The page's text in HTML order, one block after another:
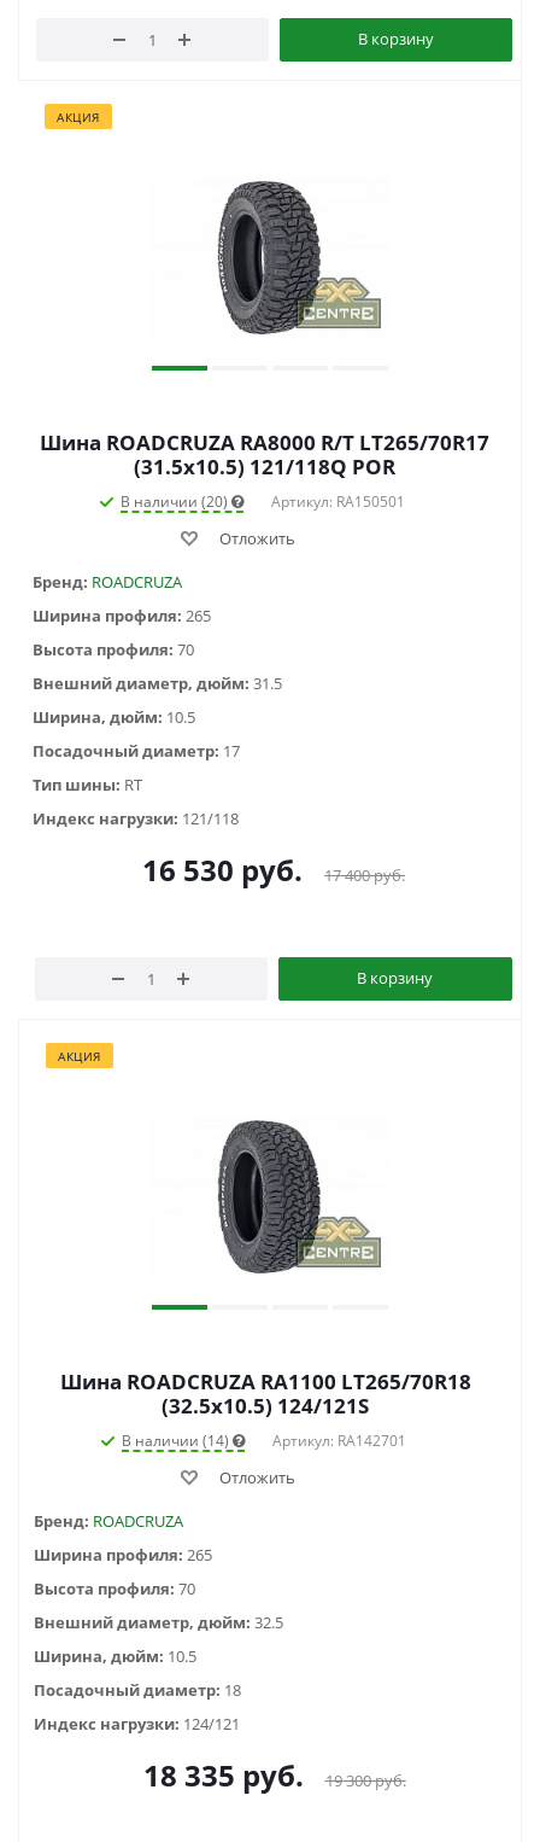
В корзину
АКЦИЯ
Шина ROADCRUZA RA8000 R/T LT265/70R17
(31.5x10.5) 121/118Q POR
В наличии (20) Артикул: RA150501
Отложить
Бренд: ROADCRUZA
Ширина профиля: 265
Высота профиля: 70
Внешний диаметр, дюйм: 31.5
Ширина, дюйм: 10.5
Посадочный диаметр: 17
Тип шины: RT
Индекс нагрузки: 121/118
16 530 руб. 17 400руб.
В корзину
АКЦИЯ
Шина ROADCRUZA RA1100 LT265/70R18
(32.5x10.5) 124/121S
В наличии (14) Артикул: RA142701
Отложить
Бренд: ROADCRUZA
Ширина профиля: 265
Высота профиля: 70
Внешний диаметр, дюйм: 32.5
Ширина, дюйм: 10.5
Посадочный диаметр: 18
Индекс нагрузки: 124/121
18 335 руб. 19 300руб.